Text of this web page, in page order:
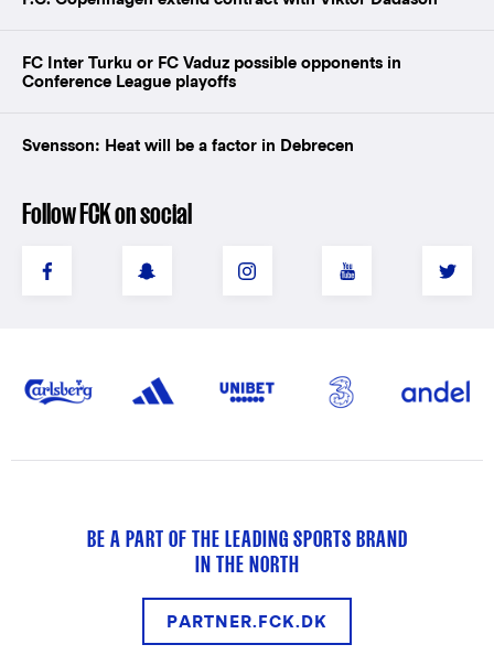
FC Inter Turku or FC Vaduz possible opponents in
Conference League playoffs
Svensson: Heat will be a factor in Debrecen
Follow FCK on social
BE A PART OF THE LEADING SPORTS BRAND
IN THE NORTH
PARTNER.FCK.DK